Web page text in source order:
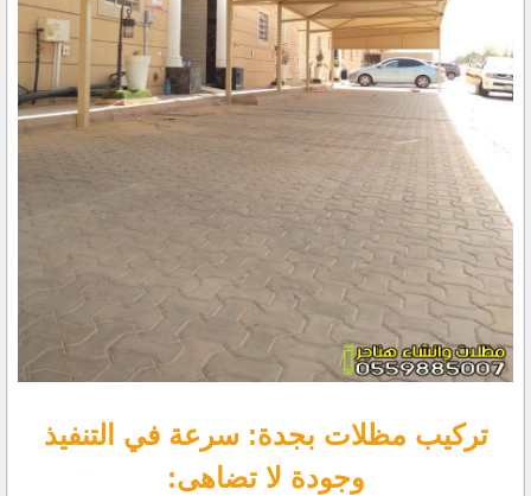
تركيب مظلات بجدة: سرعة في التنفيذ
وجودة لا تضاهى: